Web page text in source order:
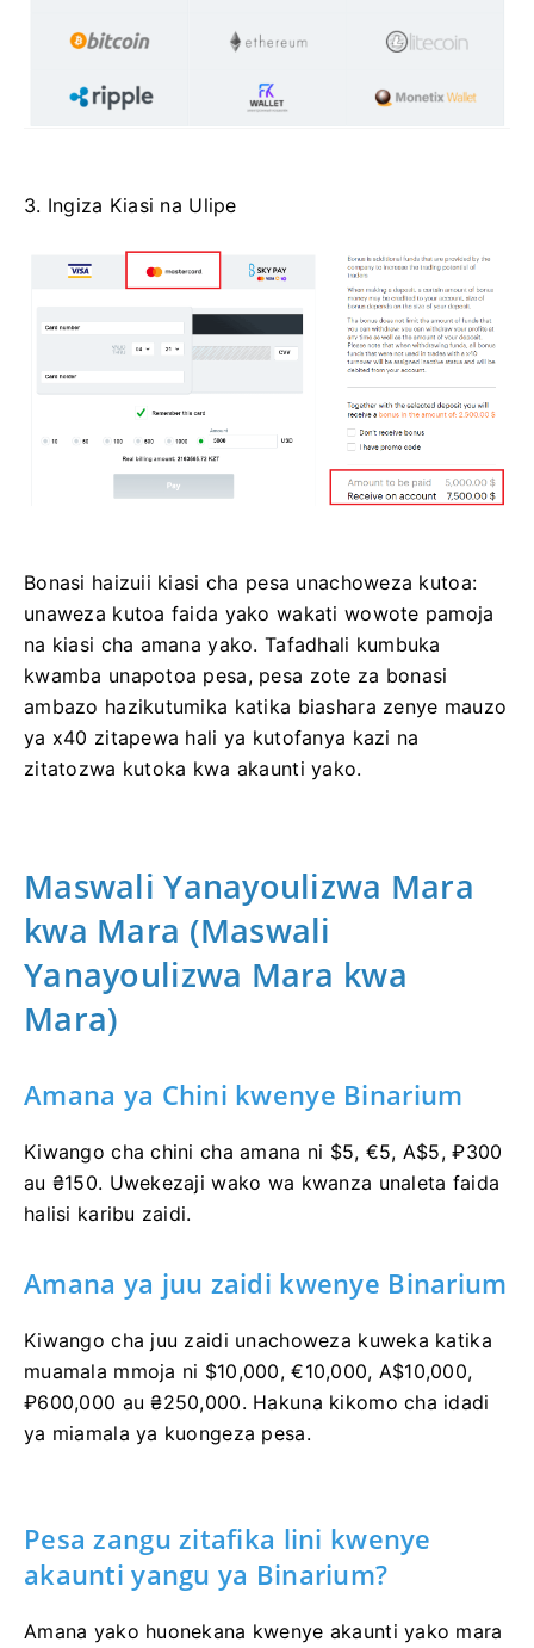
3. Ingiza Kiasi na Ulipe
Bonasi haizuii kiasi cha pesa unachoweza kutoa:
unaweza kutoa faida yako wakati wowote pamoja
na kiasi cha amana yako. Tafadhali kumbuka
kwamba unapotoa pesa, pesa zote za bonasi
ambazo hazikutumika katika biashara zenye mauzo
ya x40 zitapewa hali ya kutofanya kazi na
zitatozwa kutoka kwa akaunti yako.
Maswali Yanayoulizwa Mara
kwa Mara (Maswali
Yanayoulizwa Mara kwa
Mara)
Amana ya Chini kwenye Binarium
Kiwango cha chini cha amana ni $5, €5, A$5, ₽300
au ₴150. Uwekezaji wako wa kwanza unaleta faida
halisi karibu zaidi.
Amana ya juu zaidi kwenye Binarium
Kiwango cha juu zaidi unachoweza kuweka katika
muamala mmoja ni $10,000, €10,000, A$10,000,
₽600,000 au ₴250,000. Hakuna kikomo cha idadi
ya miamala ya kuongeza pesa.
Pesa zangu zitafika lini kwenye
akaunti yangu ya Binarium?
Amana yako huonekana kwenye akaunti yako mara